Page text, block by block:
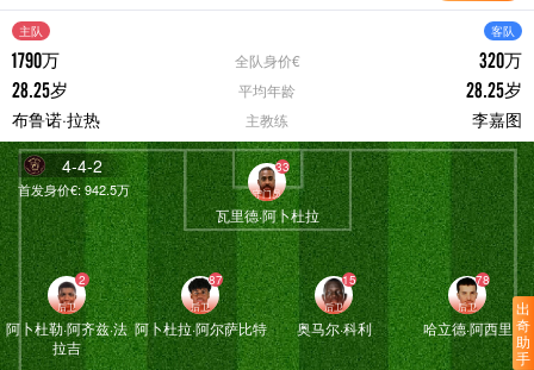
主队 客队
1790万 全队身价€ 320万
28.25岁 平均年龄 28.25岁
布鲁诺·拉热 主教练 李嘉图
瓦里德·阿卜杜拉
阿卜杜勒·阿齐兹·法
拉吉
阿卜杜拉·阿尔萨比特 奥马尔·科利 哈立德·阿西里
4-4-2
首发身价€:942.5万
出
奇
助
手